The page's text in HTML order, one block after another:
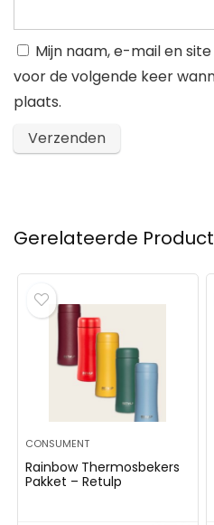
Mijn naam, e-mail en
voor de volgende keer
plaats.
Gerelateerde
CONSUMENT
Rainbow Thermosbekers
Pakket – Retulp